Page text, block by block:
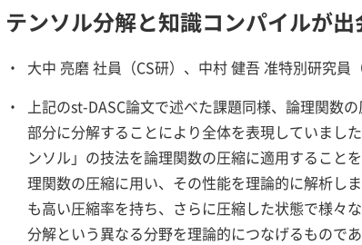
テンソル分解と知識コンパイルが
・
大中 亮磨 社員（CS研）、中村 健吾 准特別研究員
・
上記のst-DASC論文で述べた課題同様、論理関数
部分に分解することにより全体を表現していまし
ンソル」の技法を論理関数の圧縮に適用すること
理関数の圧縮に用い、その性能を理論的に解析し
も高い圧縮率を持ち、さらに圧縮した状態で様々
分解という異なる分野を理論的につなげるもので